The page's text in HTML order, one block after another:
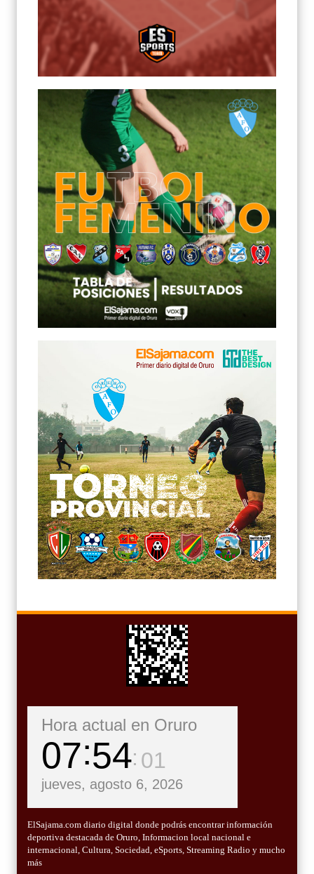
Hora actual en Oruro
07 54 03
jueves, agosto 6, 2026
ElSajama.com diario digital donde podrás encontrar información
deportiva destacada de Oruro, Informacion local nacional e
internacional, Cultura, Sociedad, eSports, Streaming Radio y mucho
más